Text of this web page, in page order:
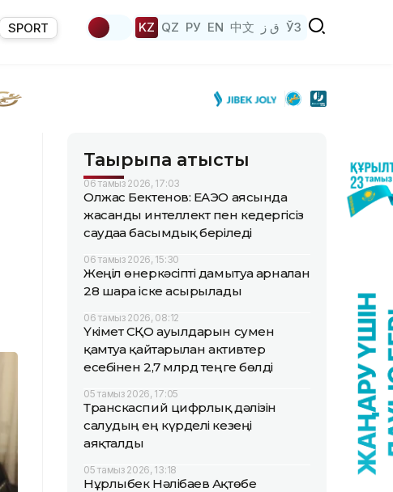
SPORT KZ QZ РУ EN 中文 ق ز ЎЗ
Тақырыпқа қатысты
06 тамыз 2026, 17:03
Олжас Бектенов: ЕАЭО аясында
жасанды интеллект пен кедергісіз
саудаға басымдық беріледі
06 тамыз 2026, 15:30
Жеңіл өнеркәсіпті дамытуға арналған
28 шара іске асырылады
06 тамыз 2026, 08:12
Үкімет СҚО ауылдарын сумен
қамтуға қайтарылған активтер
есебінен 2,7 млрд теңге бөлді
05 тамыз 2026, 17:05
Транскаспий цифрлық дәлізін
салудың ең күрделі кезеңі
аяқталды
05 тамыз 2026, 13:18
Нұрлыбек Нәлібаев Ақтөбе